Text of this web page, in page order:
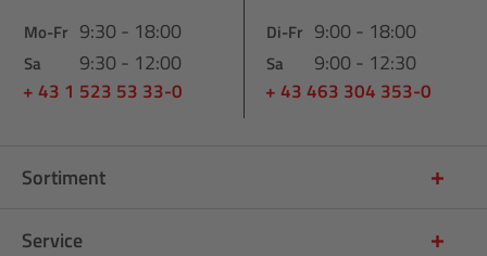
Mo-Fr 9:30 - 18:00
Sa 9:30 - 12:00
+ 43 1 523 53 33-0
Di-Fr 9:00 - 18:00
Sa 9:00 - 12:30
+ 43 463 304 353-0
Sortiment
Service